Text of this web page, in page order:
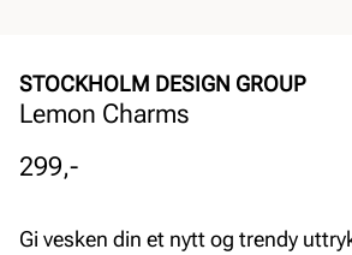
STOCKHOLM DESIGN GROUP
Lemon Charms
Pris
299,-
Gi vesken din et nytt og trendy